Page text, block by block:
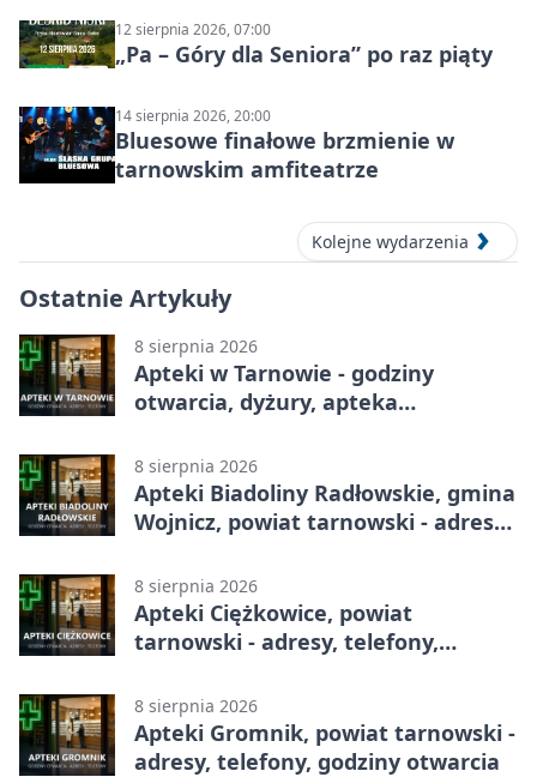
12 sierpnia 2026, 07:00
„Pa – Góry dla Seniora” po raz piąty
14 sierpnia 2026, 20:00
Bluesowe finałowe brzmienie w
tarnowskim amfiteatrze
Kolejne wydarzenia
Ostatnie Artykuły
8 sierpnia 2026
Apteki w Tarnowie - godziny
otwarcia, dyżury, apteka
8 sierpnia 2026
Apteki Biadoliny Radłowskie, gmina
Wojnicz, powiat tarnowski - adresy,
8 sierpnia 2026
Apteki Ciężkowice, powiat
tarnowski - adresy, telefony,
8 sierpnia 2026
Apteki Gromnik, powiat tarnowski -
adresy, telefony, godziny otwarcia